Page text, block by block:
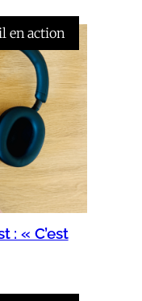
en action
: « C’est